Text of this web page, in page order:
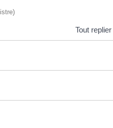
Tout replier